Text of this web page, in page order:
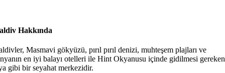
Hakkında
Masmavi gökyüzü, pırıl pırıl denizi, muhteşem plajları ve
en iyi balayı otelleri ile Hint Okyanusu içinde gidilmesi gereken
gibi bir seyahat merkezidir.